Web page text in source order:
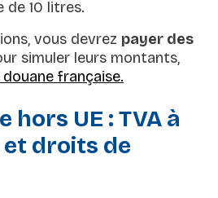
de 10 litres.
vous devrez payer des
simuler leurs montants,
française.
hors UE : TVA à
droits de